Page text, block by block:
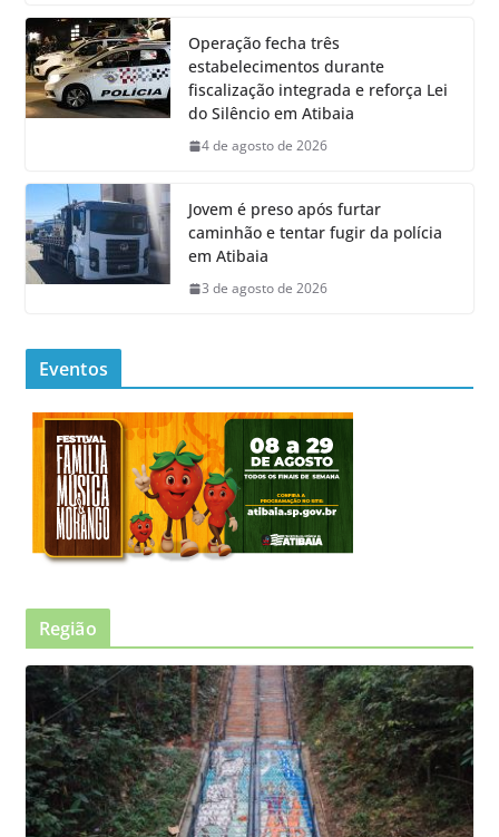
Operação fecha três
estabelecimentos durante
fiscalização integrada e reforça Lei
do Silêncio em Atibaia
4 de agosto de 2026
Jovem é preso após furtar
caminhão e tentar fugir da polícia
em Atibaia
3 de agosto de 2026
Eventos
Região